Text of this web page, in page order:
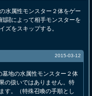
水属性モンスター２体をゲー
闘によって相手モンスターを
ズをスキップする。
2015-03-12
地の水属性モンスター２体
の扱いではありません。特
す。（特殊召喚の手順とし